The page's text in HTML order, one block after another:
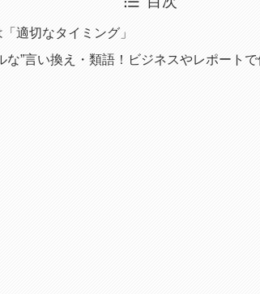
適切なタイミング」
な”言い換え・類語！ビジネスやレポートで